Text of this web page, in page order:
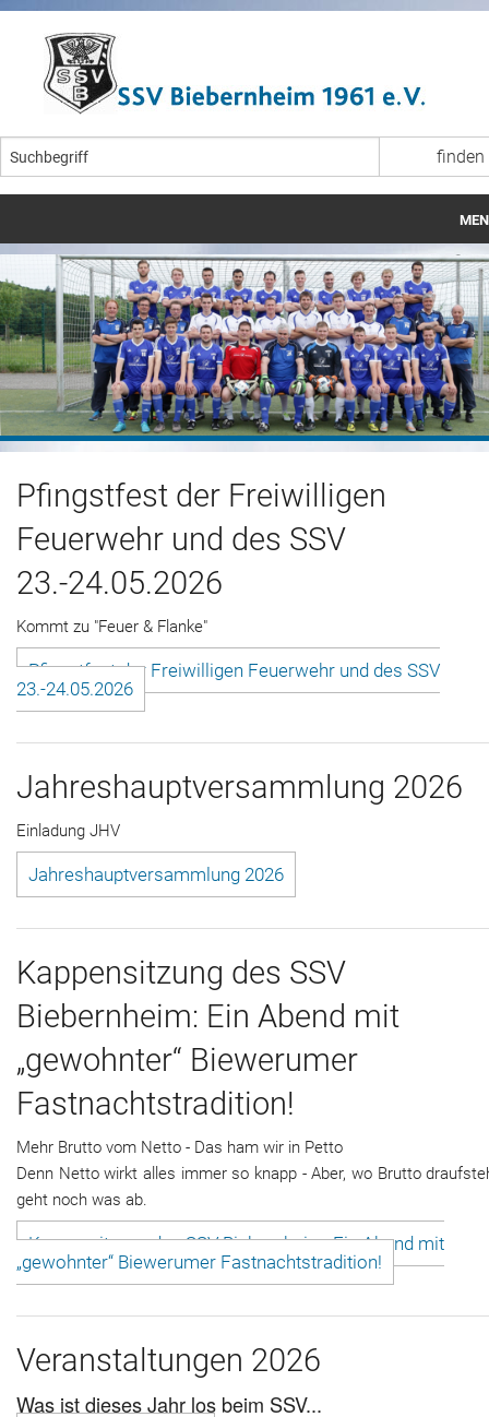
Startseite
Aktuelles
Veranstaltungen
Fußball
Breitensport
Der Verein
Kontakt
Pfingstfest der Freiwilligen
Feuerwehr und des SSV
23.-24.05.2026
Kommt zu "Feuer & Flanke"
Pfingstfest der Freiwilligen Feuerwehr und des SSV
23.-24.05.2026
Jahreshauptversammlung 2026
Einladung JHV
Jahreshauptversammlung 2026
Kappensitzung des SSV
Biebernheim: Ein Abend mit
„gewohnter“ Biewerumer
Fastnachtstradition!
Mehr Brutto vom Netto - Das ham wir in Petto
Denn Netto wirkt alles immer so knapp - Aber, wo Brutto
geht noch was ab.
Kappensitzung des SSV Biebernheim: Ein Abend mit
„gewohnter“ Biewerumer Fastnachtstradition!
Veranstaltungen 2026
Was ist dieses Jahr los beim SSV...